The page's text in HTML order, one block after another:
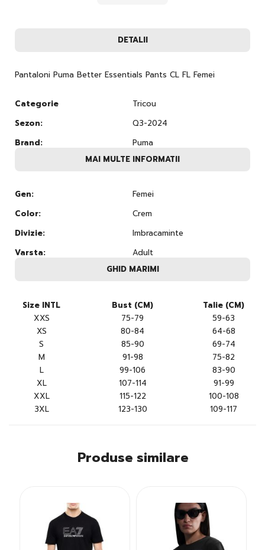
DETALII
Pantaloni Puma Better Essentials Pants CL FL Femei
Categorie
Tricou
Sezon:
Q3-2024
Brand:
Puma
MAI MULTE INFORMATII
Gen:
Femei
Color:
Crem
Divizie:
Imbracaminte
Varsta:
Adult
GHID MARIMI
Size INTL Bust (CM)
Talie (CM)
XXS
75-79
59-63
XS
80-84
64-68
S
85-90
69-74
M
91-98
75-82
L
99-106
83-90
XL
107-114
91-99
XXL
115-122
100-108
3XL
123-130 109-117
Produse similare